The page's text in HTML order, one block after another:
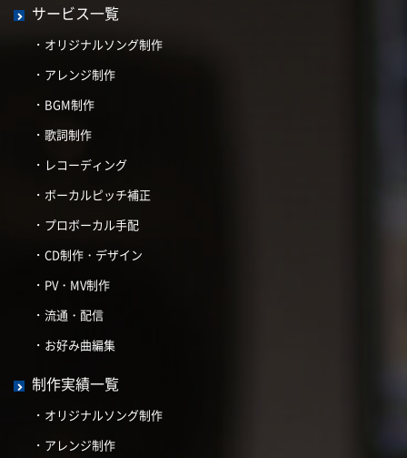
サービス一覧
オリジナルソング制作
アレンジ制作
BGM制作
歌詞制作
レコーディング
ボーカルピッチ補正
プロボーカル手配
CD制作・デザイン
PV・MV制作
流通・配信
お好み曲編集
制作実績一覧
オリジナルソング制作
アレンジ制作